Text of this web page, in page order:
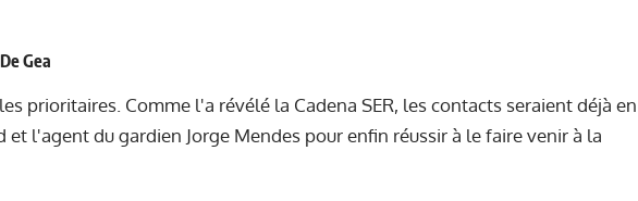
Gea
prioritaires. Comme l'a révélé la Cadena SER, les contacts seraient déjà en
et l'agent du gardien Jorge Mendes pour enfin réussir à le faire venir à la